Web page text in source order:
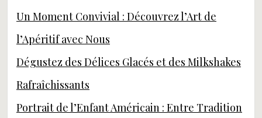
Un Moment Convivial : Découvrez l’Art de
l’Apéritif avec Nous
Dégustez des Délices Glacés et des Milkshakes
Rafraîchissants
Portrait de l’Enfant Américain : Entre Tradition